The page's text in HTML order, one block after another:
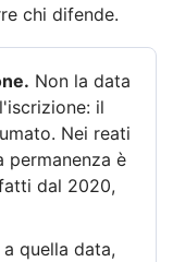
chi difende.
Non la data
il
Nei reati
permanenza è
dal 2020,
a quella data,